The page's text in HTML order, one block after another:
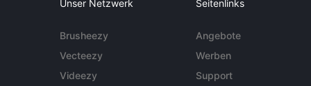
Unser Netzwerk
Brusheezy
Vecteezy
Videezy
Seitenlinks
Angebote
Werben
Support